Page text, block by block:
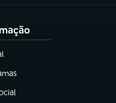
aba)